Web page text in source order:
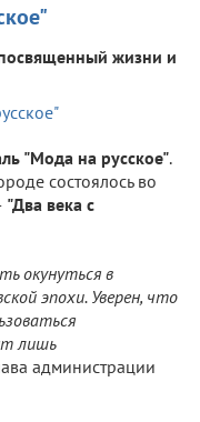
жизни и
"Мода на русское".
состоялось во
"Два века с
окунуться в
эпохи. Уверен, что
лишь
администрации